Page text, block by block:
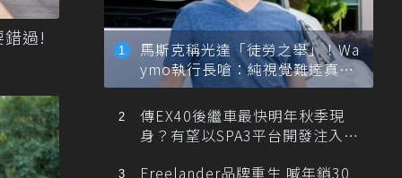
過!
馬斯克稱光達「徒勞之舉」！Wa
ymo執行長嗆：純視覺難達真正
自動駕駛
傳EX40後繼車最快明年秋季現
身？有望以SPA3平台開發注入80
Freelander品牌重生 喊年銷30